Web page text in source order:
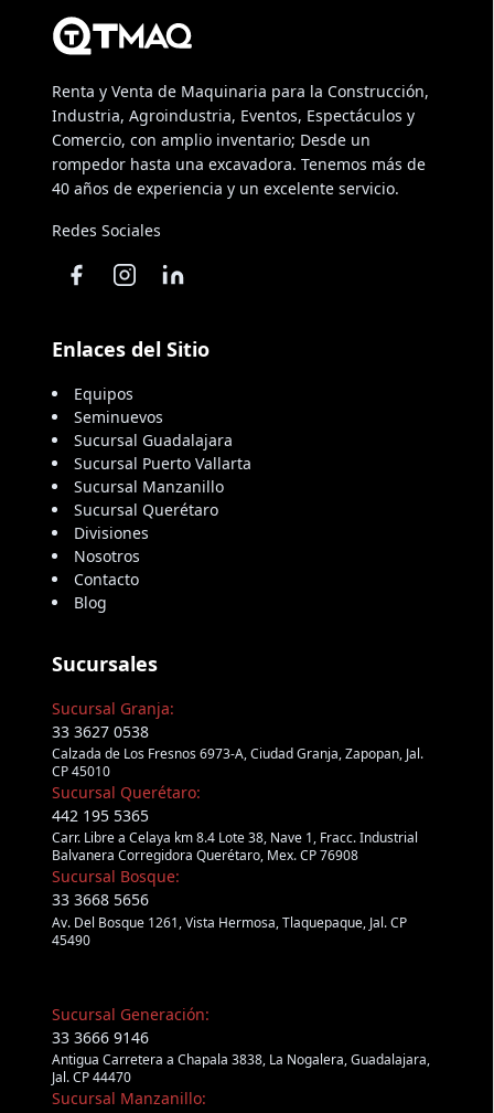
Renta y Venta de Maquinaria para la Construcción,
Industria, Agroindustria, Eventos, Espectáculos y
Comercio, con amplio inventario; Desde un
rompedor hasta una excavadora. Tenemos más de
40 años de experiencia y un excelente servicio.
Redes Sociales
Enlaces del Sitio
Equipos
Seminuevos
Sucursal Guadalajara
Sucursal Puerto Vallarta
Sucursal Manzanillo
Sucursal Querétaro
Divisiones
Nosotros
Contacto
Blog
Sucursales
Sucursal Granja:
33 3627 0538
Calzada de Los Fresnos 6973-A, Ciudad Granja, Zapopan, Jal.
CP 45010
Sucursal Querétaro:
442 195 5365
Carr. Libre a Celaya km 8.4 Lote 38, Nave 1, Fracc. Industrial
Balvanera Corregidora Querétaro, Mex. CP 76908
Sucursal Bosque:
33 3668 5656
Av. Del Bosque 1261, Vista Hermosa, Tlaquepaque, Jal. CP
45490
Sucursal Generación:
33 3666 9146
Antigua Carretera a Chapala 3838, La Nogalera, Guadalajara,
Jal. CP 44470
Sucursal Manzanillo: